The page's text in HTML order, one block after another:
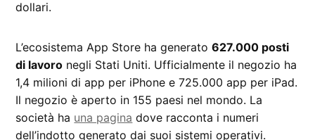
dollari.
L’ecosistema App Store ha generato627.000 posti
di lavoro negli Stati Uniti. Ufficialmente il negozio ha
1,4 milioni di app per iPhone e 725.000 app per iPad.
Il negozio è aperto in 155 paesi nel mondo. La
società ha una pagina dove racconta i numeri
dell’indotto generato dai suoi sistemi operativi.